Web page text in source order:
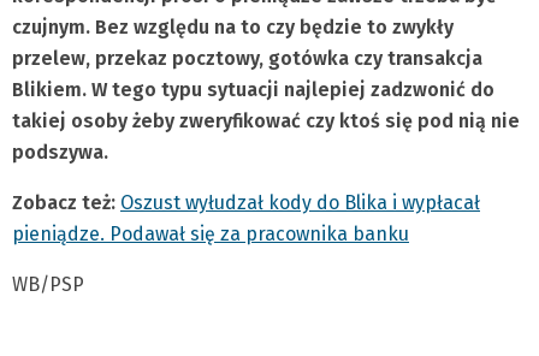
czujnym. Bez względu na to czy będzie to zwykły
przelew, przekaz pocztowy, gotówka czy transakcja
Blikiem. Wtego typu sytuacji najlepiej zadzwonić do
takiej osoby żeby zweryfikować czy ktoś się pod nią nie
podszywa.
Zobacz też: Oszust wyłudzał kody do Blika i wypłacał
pieniądze. Podawał się za pracownika banku
WB/PSP